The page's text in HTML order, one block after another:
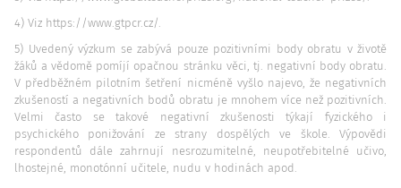
4) Viz https://www.gtpcr.cz/.
5) Uvedený výzkum se zabývá pouze pozitivními body obratu v životě
žáků a vědomě pomíjí opačnou stránku věci, tj. negativní body obratu.
V předběžném pilotním šetření nicméně vyšlo najevo, že negativních
zkušeností a negativních bodů obratu je mnohem více než pozitivních.
Velmi často se takové negativní zkušenosti týkají fyzického i
psychického ponižování ze strany dospělých ve škole. Výpovědi
respondentů dále zahrnují nesrozumitelné, neupotřebitelné učivo,
lhostejné, monotónní učitele, nudu v hodinách apod.